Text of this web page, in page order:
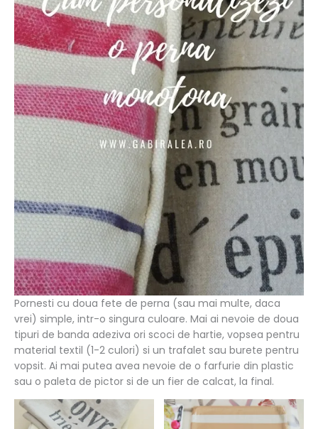
Pornesti cu doua fete de perna (sau mai multe, daca
vrei) simple, intr-o singura culoare. Mai ai nevoie de doua
tipuri de banda adeziva ori scoci de hartie, vopsea pentru
material textil (1-2 culori) si un trafalet sau burete pentru
vopsit. Ai mai putea avea nevoie de o farfurie din plastic
sau o paleta de pictor si de un fier de calcat, la final.